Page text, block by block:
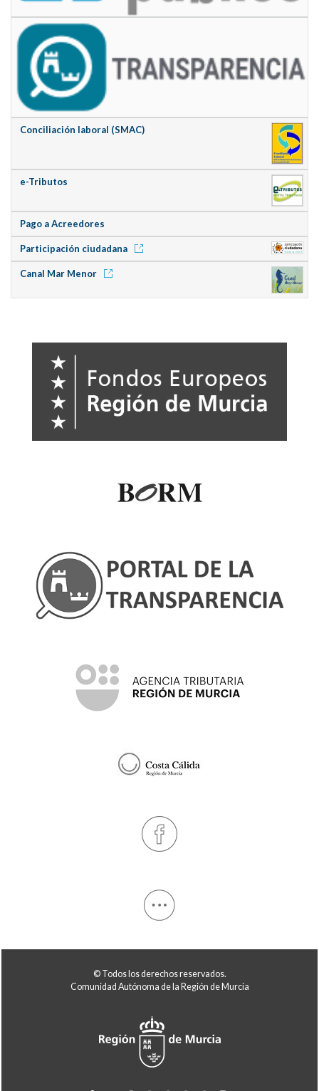
Conciliación laboral (SMAC)
e-Tributos
Pago a Acreedores
Participación ciudadana
Canal Mar Menor
© Todos los derechos reservados.
Comunidad Autónoma de la Región de Murcia